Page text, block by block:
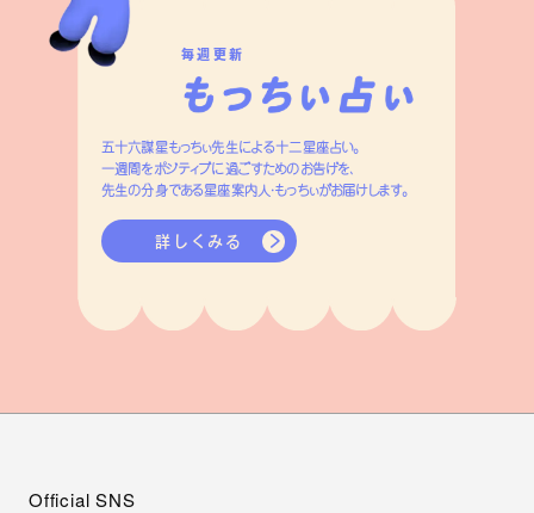
毎週更新
五十六謀星もっちぃ先生による十二星座占い。
一週間をポジティブに過ごすためのお告げを、
先生の分身である星座案内人・もっちぃがお届けします。
詳しくみる
Official SNS